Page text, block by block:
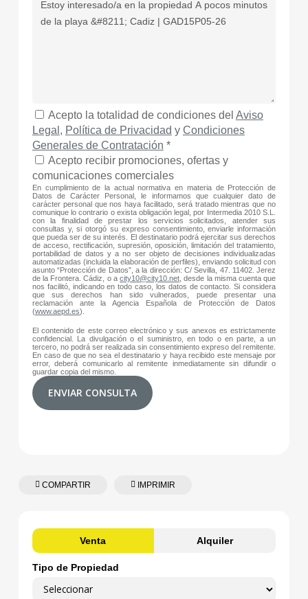
Acepto la totalidad de condiciones del Aviso
Legal , Política de Privacidad y Condiciones
Generales de Contratación *
Acepto recibir promociones, ofertas y
comunicaciones comerciales
En cumplimiento de la actual normativa en materia de Protección de
Datos de Carácter Personal, le informamos que cualquier dato de
carácter personal que nos haya facilitado, será tratado mientras que no
comunique lo contrario o exista obligación legal, por Intermedia 2010 S.L.
con la finalidad de prestar los servicios solicitados, atender sus
consultas y, si otorgó su expreso consentimiento, enviarle información
que pueda ser de su interés. El destinatario podrá ejercitar sus derechos
de acceso, rectificación, supresión, oposición, limitación del tratamiento,
portabilidad de datos y a no ser objeto de decisiones individualizadas
automatizadas (incluida la elaboración de perfiles), enviando solicitud con
asunto “Protección de Datos”, a la dirección: C/ Sevilla, 47. 11402. Jerez
de la Frontera. Cádiz, o acity10@city10.net , desde la misma cuenta que
nos facilitó, indicando en todo caso, los datos de contacto. Si considera
que sus derechos han sido vulnerados, puede presentar una
reclamación ante la Agencia Española de Protección de Datos
(www.aepd.es).
El contenido de este correo electrónico y sus anexos es estrictamente
confidencial. La divulgación o el suministro, en todo o en parte, a un
tercero, no podrá ser realizada sin consentimiento expreso del remitente.
En caso de que no sea el destinatario y haya recibido este mensaje por
error, deberá comunicarlo al remitente inmediatamente sin difundir o
guardar copia del mismo.
ENVIAR CONSULTA
COMPARTIR IMPRIMIR
Venta Alquiler
Tipo de Propiedad